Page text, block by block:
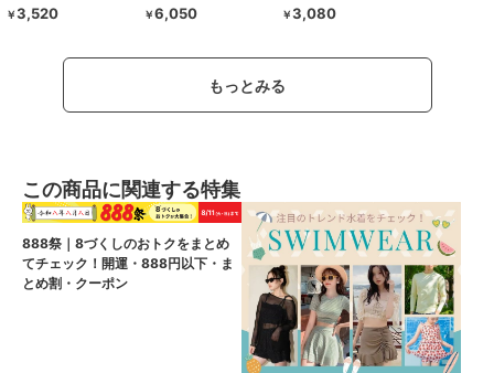
￥3,520 ￥6,050 ￥3,080
もっとみる
この商品に関連する特集
888祭｜8づくしのおトクをまとめ
てチェック！開運・888円以下・ま
とめ割・クーポン